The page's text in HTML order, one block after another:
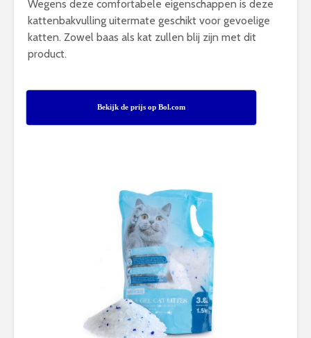
Wegens deze comfortabele eigenschappen is deze
kattenbakvulling uitermate geschikt voor gevoelige
katten. Zowel baas als kat zullen blij zijn met dit
product.
Bekijk de prijs op Bol.com